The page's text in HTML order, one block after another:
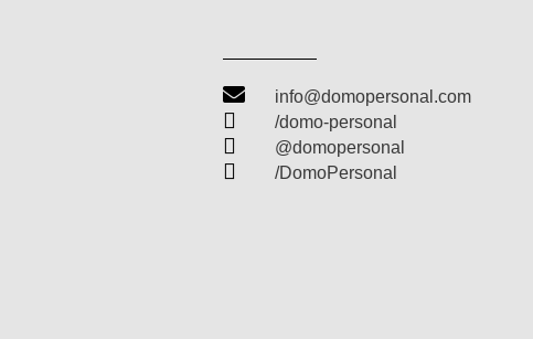
 info@domopersonal.com
 /domo-personal
 @domopersonal
 /DomoPersonal